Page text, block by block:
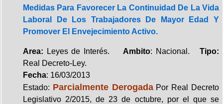
Medidas Para Favorecer La Continuidad De La Vida
Laboral De Los Trabajadores De Mayor Edad Y
Promover El Envejecimiento Activo.
Area: Leyes de Interés. Ambito: Nacional.Tipo:
Real Decreto-Ley.
Fecha: 16/03/2013
Estado: Parcialmente DerogadaPor Real Decreto
Legislativo 2/2015, de 23 de octubre, por el que se